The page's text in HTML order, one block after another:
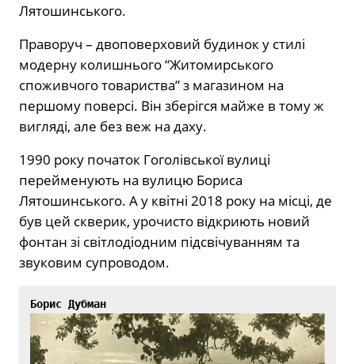
Лятошинського.
Праворуч – двоповерховий будинок у стилі
модерну колишнього “Житомирського
споживчого товариства” з магазином на
першому поверсі. Він зберігся майже в тому ж
вигляді, але без веж на даху.
1990 року початок Гоголівської вулиці
перейменують на вулицю Бориса
Лятошинського. А у квітні 2018 року на місці, де
був цей скверик, урочисто відкриють новий
фонтан зі світлодіодним підсвічуванням та
звуковим супроводом.